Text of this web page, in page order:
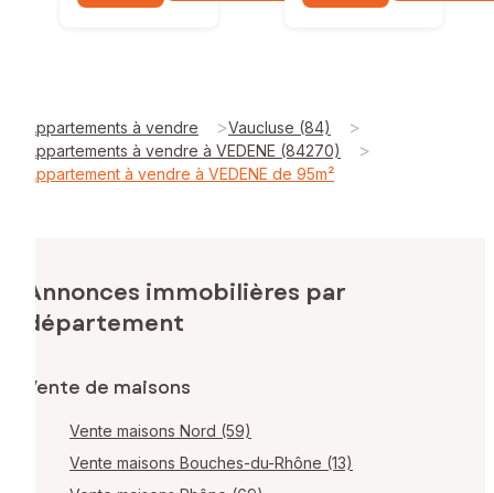
Appartements à vendre >Vaucluse (84) >
Appartements à vendre à VEDENE (84270) >
Appartement à vendre à VEDENE de 95m²
Annonces immobilières par
département
Vente de maisons
Vente maisons Nord (59)
Vente maisons Bouches-du-Rhône (13)